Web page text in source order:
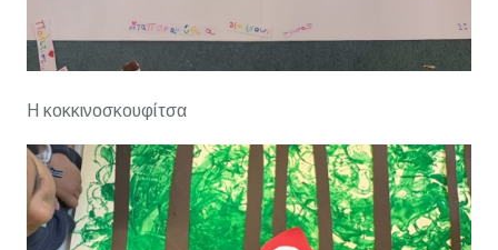
Η κοκκινοσκουφίτσα